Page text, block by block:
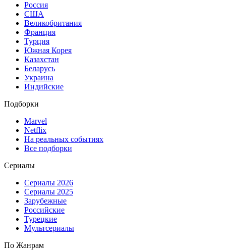
Россия
США
Великобритания
Франция
Турция
Южная Корея
Казахстан
Беларусь
Украина
Индийские
Подборки
Marvel
Netflix
На реальных событиях
Все подборки
Сериалы
Сериалы 2026
Сериалы 2025
Зарубежные
Российские
Турецкие
Мультсериалы
По Жанрам